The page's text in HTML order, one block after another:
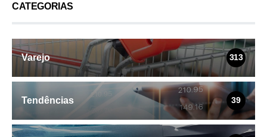
CATEGORIAS
Varejo 313
Tendências 39